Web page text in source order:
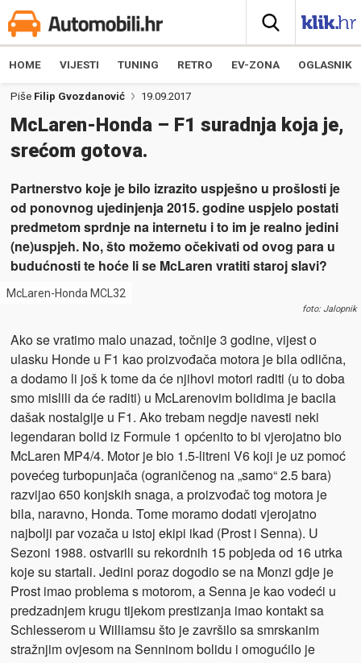
HOME VIJESTI TUNING RETRO EV-ZONA OGLASNIK
Piše Filip Gvozdanović 19.09.2017
McLaren-Honda – F1 suradnja koja je,
srećom gotova.
Partnerstvo koje je bilo izrazito uspješno u prošlosti je
od ponovnog ujedinjenja 2015. godine uspjelo postati
predmetom sprdnje na internetu i to im je realno jedini
(ne)uspjeh. No, što možemo očekivati od ovog para u
budućnosti te hoće li se McLaren vratiti staroj slavi?
McLaren-Honda MCL32
foto: Jalopnik
Ako se vratimo malo unazad, točnije 3 godine, vijest o
ulasku Honde u F1 kao proizvođača motora je bila odlična,
a dodamo li još k tome da će njihovi motori raditi (u to doba
smo mislili da će raditi) u McLarenovim bolidima je bacila
dašak nostalgije u F1. Ako trebam negdje navesti neki
legendaran bolid iz Formule 1 općenito to bi vjerojatno bio
McLaren MP4/4. Motor je bio 1.5-litreni V6 koji je uz pomoć
povećeg turbopunjača (ograničenog na „samo“ 2.5 bara)
razvijao 650 konjskih snaga, a proizvođač tog motora je
bila, naravno, Honda. Tome moramo dodati vjerojatno
najbolji par vozača u istoj ekipi ikad (Prost i Senna). U
Sezoni 1988. ostvarili su rekordnih 15 pobjeda od 16 utrka
koje su startali. Jedini poraz dogodio se na Monzi gdje je
Prost imao problema s motorom, a Senna je kao vodeći u
predzadnjem krugu tijekom prestizanja imao kontakt sa
Schlesserom u Williamsu što je završilo sa smrskanim
stražnjim ovjesom na Senninom bolidu i omogućilo je